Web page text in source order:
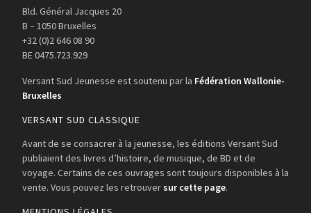
Bld. Général Jacques 20
B – 1050 Bruxelles
+32 (0)2 646 08 90
BE 0475.723.929
Versant Sud Jeunesse est soutenu par la Fédération Wallonie-
Bruxelles
VERSANT SUD CLASSIQUE
Avant de se consacrer à la jeunesse, les éditions Versant Sud
publiaient des livres d’histoire, de musique, de BD et de
voyage. Certains de ces ouvrages sont toujours disponibles à la
vente. Vous pouvez les retrouver sur cette page.